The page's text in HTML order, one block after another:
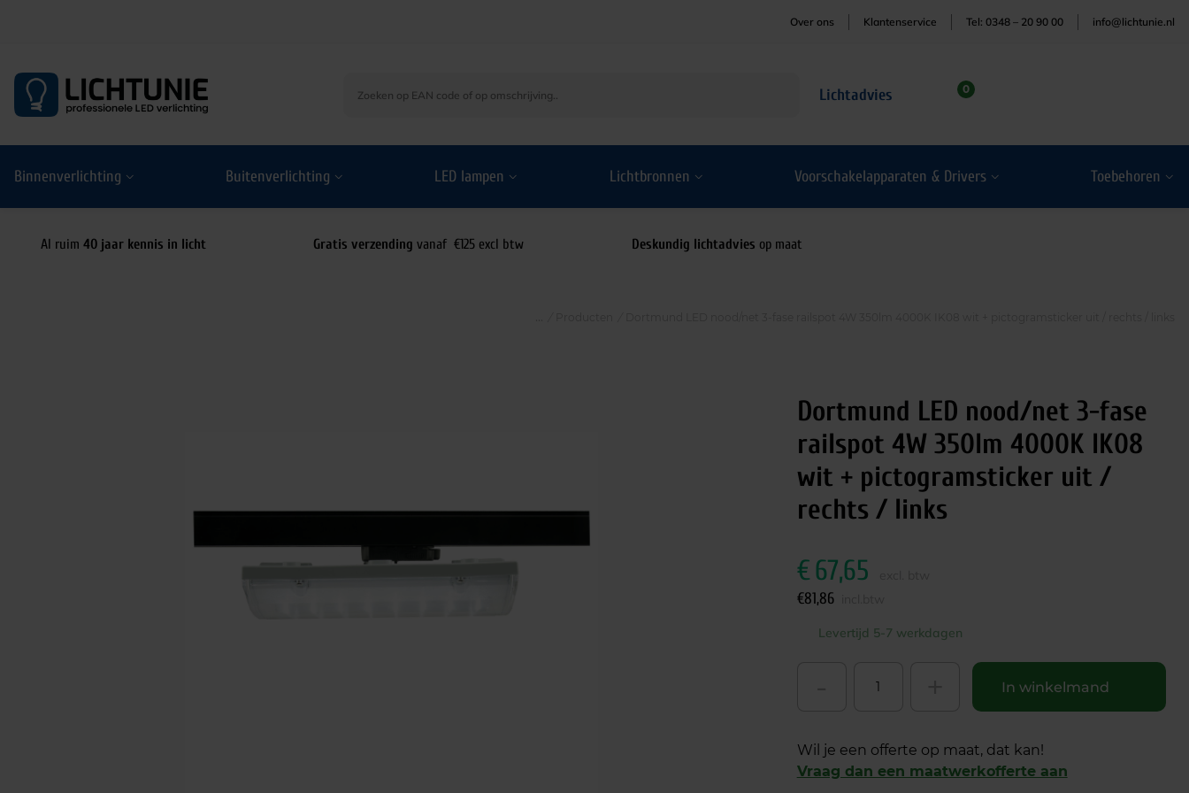
Over ons Klantenservice Tel: 0348 – 20 90 00 info@lichtunie.nl
Lichtadvies 0
Binnenverlichting Buitenverlichting LED lampen Lichtbronnen Voorschakelapparaten & Drivers Toebehoren
Al ruim 40 jaar kennis in licht Gratis verzending vanaf €125 excl btw Deskundig lichtadvies op maat
Dortmund LED nood/net 3-fase
railspot 4W 350lm 4000K IK08
wit + pictogramsticker uit /
rechts / links
€67,65
€81,86
Levertijd 5-7 werkdagen
In winkelmand
Wil je een offerte op maat, dat kan!
Vraag dan een maatwerkofferte aan